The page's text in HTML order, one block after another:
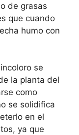
de grasas
que cuando
humo con
se
la planta del
como
se solidifica
en el
ya que